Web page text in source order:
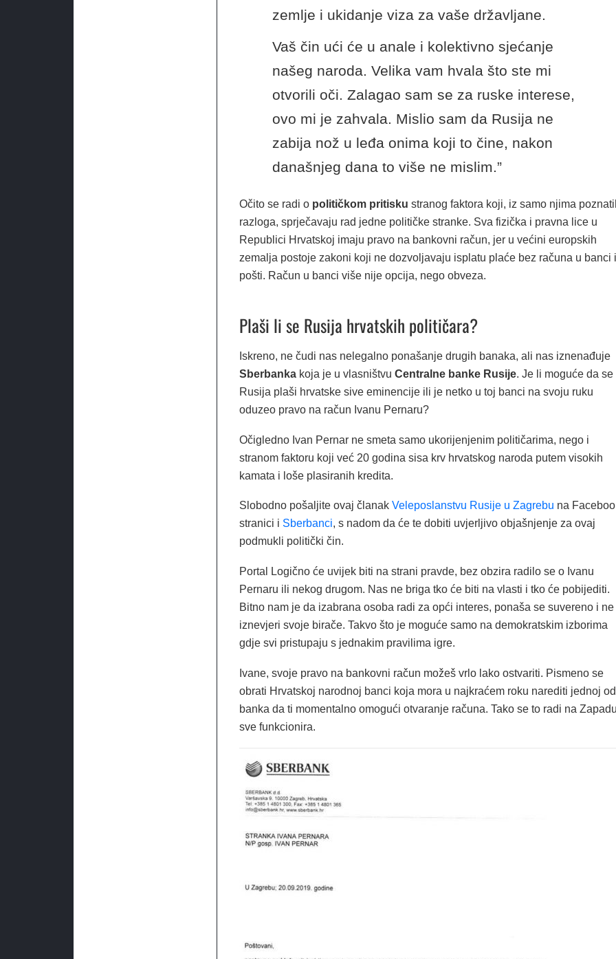
zemlje i ukidanje viza za vaše državljane.
Vaš čin ući će u anale i kolektivno sjećanje
našeg naroda. Velika vam hvala što ste mi
otvorili oči. Zalagao sam se za ruske interese,
ovo mi je zahvala. Mislio sam da Rusija ne
zabija nož u leđa onima koji to čine, nakon
današnjeg dana to više ne mislim.”
Očito se radi o političkom pritisku stranog faktora koji, iz samo njima
razloga, sprječavaju rad jedne političke stranke. Sva fizička i pravna lice u
Republici Hrvatskoj imaju pravo na bankovni račun, jer u većini europskih
zemalja postoje zakoni koji ne dozvoljavaju isplatu plaće bez računa u banci
pošti. Račun u banci više nije opcija, nego obveza.
Plaši li se Rusija hrvatskih političara?
Iskreno, ne čudi nas nelegalno ponašanje drugih banaka, ali nas iznenađuje
Sberbankakoja je u vlasništvu Centralne banke Rusije. Je li moguće da se
Rusija plaši hrvatske sive eminencije ili je netko u toj banci na svoju ruku
oduzeo pravo na račun Ivanu Pernaru?
Očigledno Ivan Pernar ne smeta samo ukorijenjenim političarima, nego i
stranom faktoru koji već 20 godina sisa krv hrvatskog naroda putem visokih
kamata i loše plasiranih kredita.
Slobodno pošaljite ovaj članak Veleposlanstvu Rusije u Zagrebu na
stranici i Sberbanci, s nadom da će te dobiti uvjerljivo objašnjenje za ovaj
podmukli politički čin.
Portal Logično će uvijek biti na strani pravde, bez obzira radilo se o Ivanu
Pernaru ili nekog drugom. Nas ne briga tko će biti na vlasti i tko će pobijediti.
Bitno nam je da izabrana osoba radi za opći interes, ponaša se suvereno i ne
iznevjeri svoje birače. Takvo što je moguće samo na demokratskim izborima
gdje svi pristupaju s jednakim pravilima igre.
Ivane, svoje pravo na bankovni račun možeš vrlo lako ostvariti. Pismeno se
obrati Hrvatskoj narodnoj banci koja mora u najkraćem roku narediti jednoj od
banka da ti momentalno omogući otvaranje računa. Tako se to radi na
sve funkcionira.